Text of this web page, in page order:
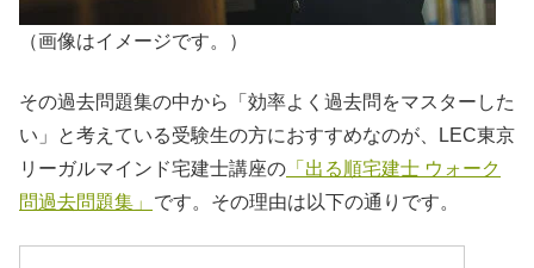
（画像はイメージです。）
その過去問題集の中から「効率よく過去問をマスターした
い」と考えている受験生の方におすすめなのが、LEC東京
リーガルマインド宅建士講座の 「出る順宅建士 ウォーク
問過去問題集」
です。その理由は以下の通りです。